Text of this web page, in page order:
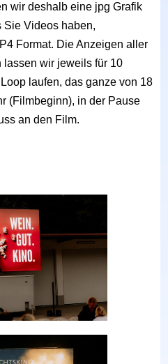
wir deshalb eine jpg Grafik
Sie Videos haben,
Format. Die Anzeigen aller
wir jeweils für 10
laufen, das ganze von 18
(Filmbeginn), in der Pause
an den Film.